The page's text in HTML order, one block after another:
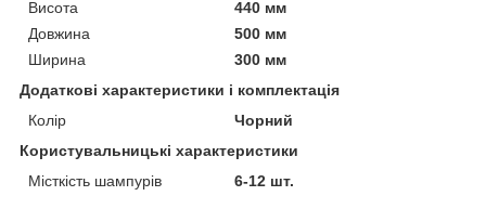
Висота
440 мм
Довжина
500 мм
Ширина
300 мм
Додаткові характеристики і комплектація
Колір
Чорний
Користувальницькі характеристики
Місткість шампурів
6-12 шт.